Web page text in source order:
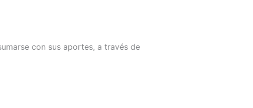
con sus aportes, a través de